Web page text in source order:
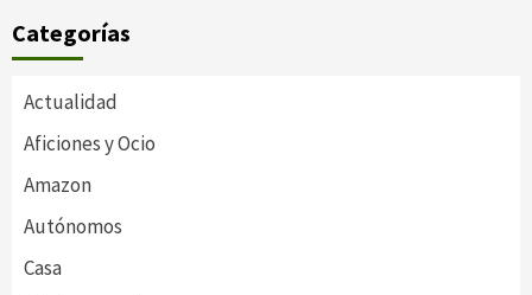
Categorías
Actualidad
Aficiones y Ocio
Amazon
Autónomos
Casa